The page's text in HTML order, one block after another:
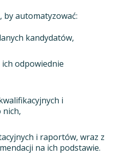
by automatyzować:
kandydatów,
odpowiednie
i
nich,
i raportów, wraz z
na ich podstawie.